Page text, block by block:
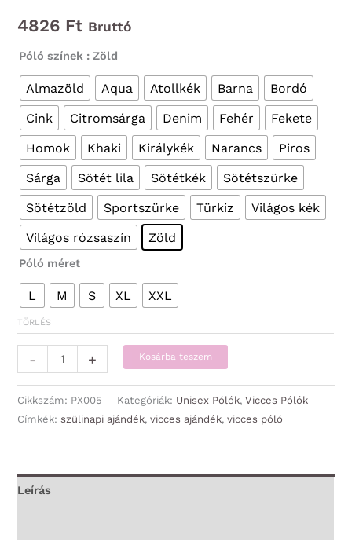
4826 Ft Bruttó
Póló színek : Zöld
Almazöld Aqua Atollkék Barna
Bordó
Cink
Citromsárga Denim Fehér
Fekete
Homok
Khaki Királykék Narancs
Piros
Sárga
Sötét lila Sötétkék
Sötétszürke
Sötétzöld
Sportszürke Türkiz
Világos kék
Világos rózsaszín
Zöld
Póló méret
L M S XL XXL
TÖRLÉS
-
-
Férfi
póló
+ Kosárba teszem
Cikkszám: PX005 Kategóriák: Unisex Pólók,Vicces Pólók
Címkék:szülinapi ajándék,vicces ajándék,vicces póló
Leírás